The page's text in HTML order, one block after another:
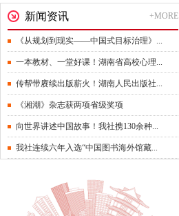
新闻资讯 +MORE
《从规划到现实——中国式目标治理》...
一本教材、一堂好课！湖南省高校心理...
传帮带赓续出版薪火！湖南人民出版社...
《湘潮》杂志获两项省级奖项
向世界讲述中国故事！我社携130余种...
我社连续六年入选“中国图书海外馆藏...